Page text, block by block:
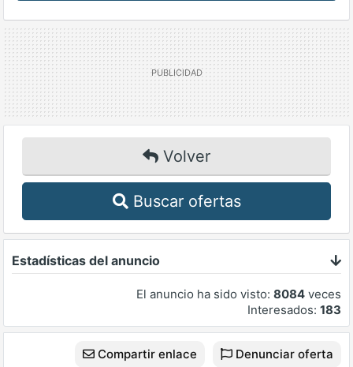
Volver
Buscar ofertas
Estadísticas del anuncio
El anuncio ha sido visto: 8084 veces
Interesados: 183
Compartir enlace Denunciar oferta